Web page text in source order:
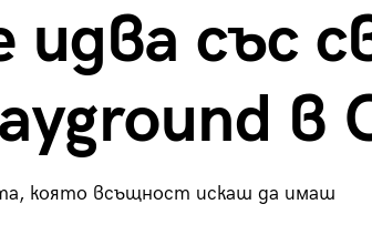
идва със
в
която всъщност искаш да имаш
как